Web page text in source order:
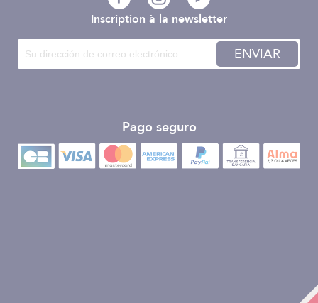
Inscription à la newsletter
ENVIAR
Pago seguro